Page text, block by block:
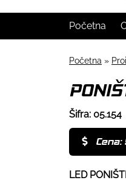
Početna
Početna »
Šifra: 05.154
LED